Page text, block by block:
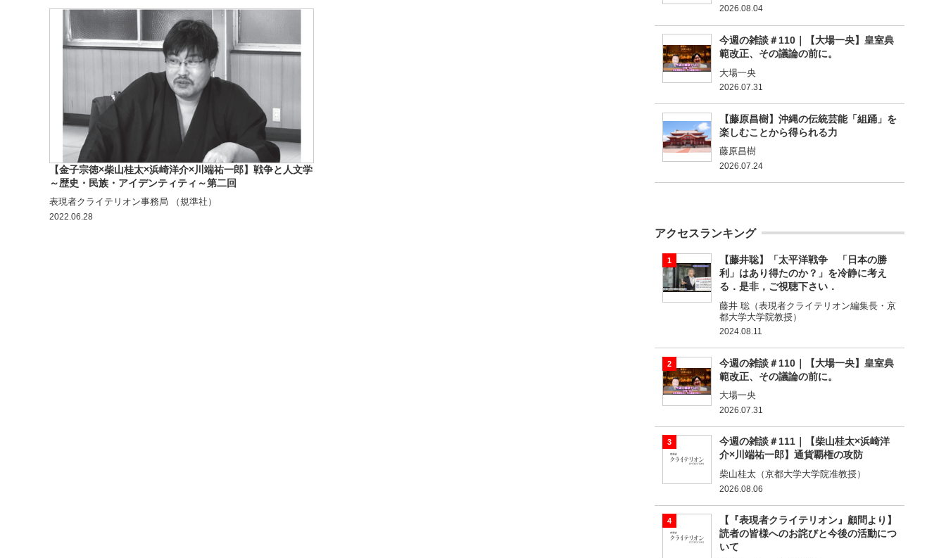
【金子宗徳×柴山桂太×浜崎洋介×川端祐一郎】戦争と人文学
～歴史・民族・アイデンティティ～第二回
表現者クライテリオン事務局 （規準社）
2022.06.28
2026.08.04
今週の雑談＃110｜【大場一央】皇室典
範改正、その議論の前に。
大場一央
2026.07.31
【藤原昌樹】沖縄の伝統芸能「組踊」を
楽しむことから得られる力
藤原昌樹
2026.07.24
アクセスランキング
【藤井聡】「太平洋戦争 「日本の勝
利」はあり得たのか？」を冷静に考え
る．是非，ご視聴下さい．
藤井 聡（表現者クライテリオン編集長・京
都大学大学院教授）
2024.08.11
今週の雑談＃110｜【大場一央】皇室典
範改正、その議論の前に。
大場一央
2026.07.31
今週の雑談＃111｜【柴山桂太×浜崎洋
介×川端祐一郎】通貨覇権の攻防
柴山桂太（京都大学大学院准教授）
2026.08.06
【『表現者クライテリオン』顧問より】
読者の皆様へのお詫びと今後の活動につ
いて